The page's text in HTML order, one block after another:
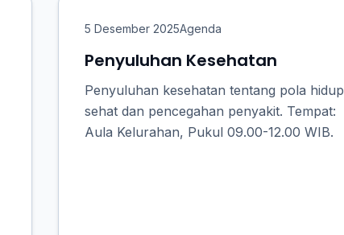
5 Desember 2025Agenda
Penyuluhan Kesehatan
Penyuluhan kesehatan tentang pola hidup
sehat dan pencegahan penyakit. Tempat:
Aula Kelurahan, Pukul 09.00-12.00 WIB.